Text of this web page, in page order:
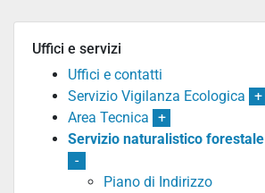
Uffici e servizi
Uffici e contatti
Servizio Vigilanza Ecologica +
Area Tecnica +
Servizio naturalistico forestale
-
Piano di Indirizzo